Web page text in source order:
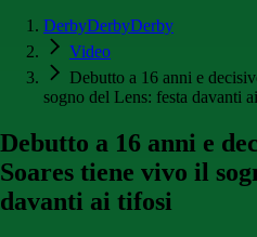
DerbyDerbyDerby
Video
Debutto a 16 anni e
sogno del Lens: festa davanti
Debutto a 16 anni e
Soares tiene vivo il
davanti ai tifosi